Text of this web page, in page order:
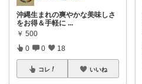
沖縄生まれの爽やかな美味しさ
をお得＆手軽に ...
￥ 500
0 0 18
コレ いいね